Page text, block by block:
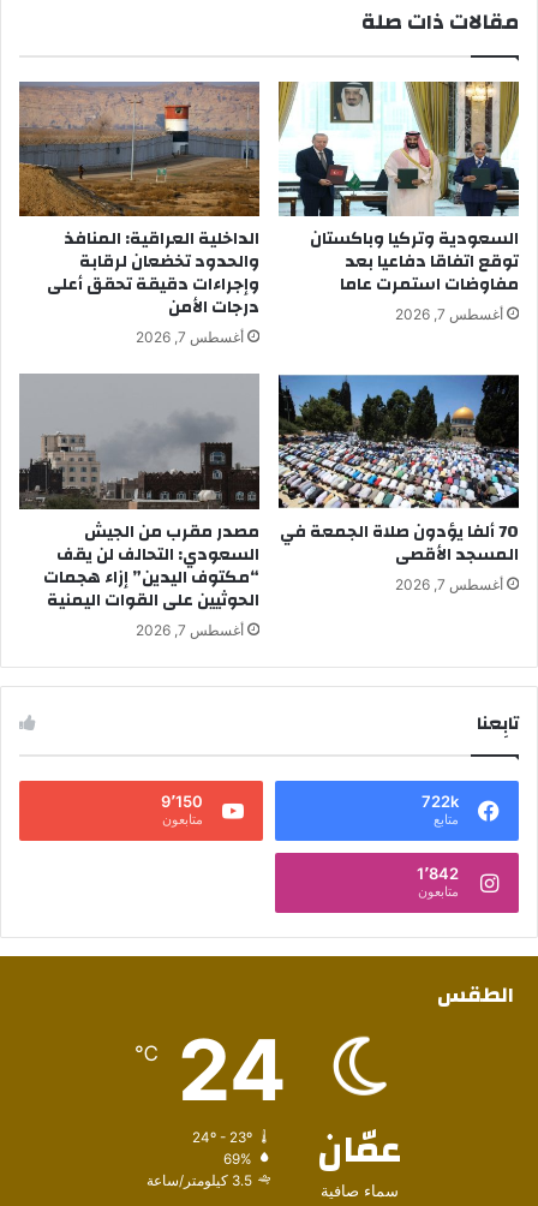
مقالات ذات صلة
السعودية وتركيا وباكستان
توقع اتفاقا دفاعيا بعد
مفاوضات استمرت عاما
أغسطس 7, 2026
الداخلية العراقية: المنافذ
والحدود تخضعان لرقابة
وإجراءات دقيقة تحقق أعلى
درجات الأمن
أغسطس 7, 2026
70 ألفا يؤدون صلاة الجمعة في
المسجد الأقصى
أغسطس 7, 2026
مصدر مقرب من الجيش
السعودي: التحالف لن يقف
“مكتوف اليدين” إزاء هجمات
الحوثيين على القوات اليمنية
أغسطس 7, 2026
تابِعنا
722k
متابع
9٬150
متابعون
1٬842
متابعون
الطقس
عمّان
سماء صافية
24
℃
24º - 23º
69%
3.5 كيلومتر/ساعة